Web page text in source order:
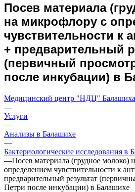
Посев материала
на микрофлору с
чувcтвительности к
+ предварительный
(первичный
после инкубации) в
Медицинский центр "НДЦ" Балашиха
—
Услуги
—
Анализы в Балашихе
—
Бактериологические исследования в
—Посев материала (грудное молоко)
определением чувcтвительности к
предварительный результат
Петри после инкубации) в Балашихе